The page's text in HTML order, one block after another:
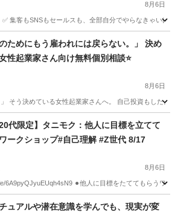
8月6日
✅ 集客もSNSもセールスも、全部自分でやらなきゃい
ためにもう雇われには戻らない。」 決め
性起業家さん向け無料個別相談⭐
8月6日
」 そう決めている女性起業家さんへ。 自己投資もした
起業家
代限定】タニモク：他人に目標を立てて
ークショップ#自己理解 #Z世代 8/17
8月6日
6A9pyQJyuEUqh4sN9 ⚫︎他人に目標をたててもらうワ
駅 セミナー
ュアルや潜在意識を学んでも、現実が変